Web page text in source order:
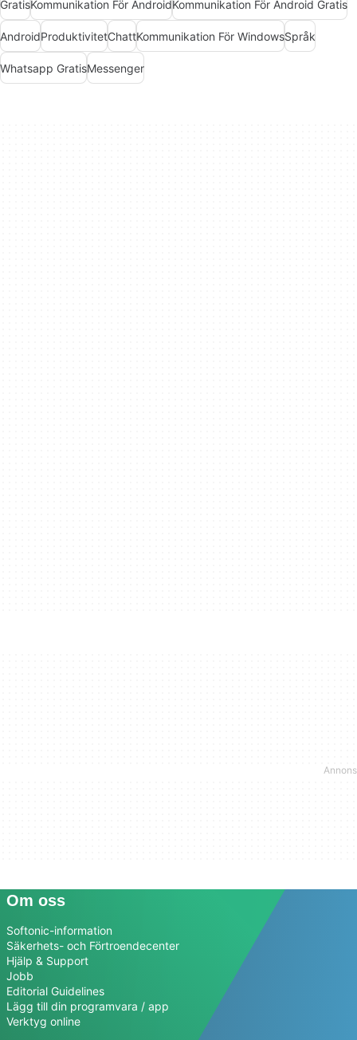
GratisKommunikation För AndroidKommunikation För Android Gratis
AndroidProduktivitetChattKommunikation För WindowsSpråk
Whatsapp GratisMessenger
Om oss
Softonic-information
Säkerhets- och Förtroendecenter
Hjälp & Support
Jobb
Editorial Guidelines
Lägg till din programvara / app
Verktyg online